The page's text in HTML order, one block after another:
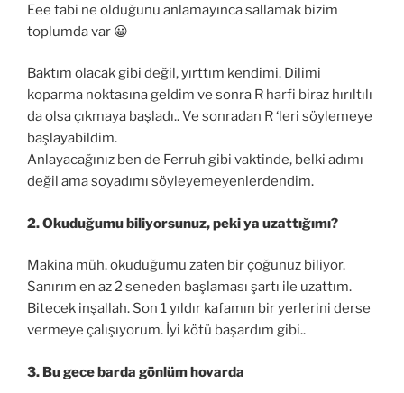
Eee tabi ne olduğunu anlamayınca sallamak bizim
toplumda var 😀
Baktım olacak gibi değil, yırttım kendimi. Dilimi
koparma noktasına geldim ve sonra R harfi biraz hırıltılı
da olsa çıkmaya başladı.. Ve sonradan R ‘leri söylemeye
başlayabildim.
Anlayacağınız ben de Ferruh gibi vaktinde, belki adımı
değil ama soyadımı söyleyemeyenlerdendim.
2. Okuduğumu biliyorsunuz, peki ya uzattığımı?
Makina müh. okuduğumu zaten bir çoğunuz biliyor.
Sanırım en az 2 seneden başlaması şartı ile uzattım.
Bitecek inşallah. Son 1 yıldır kafamın bir yerlerini derse
vermeye çalışıyorum. İyi kötü başardım gibi..
3. Bu gece barda gönlüm hovarda